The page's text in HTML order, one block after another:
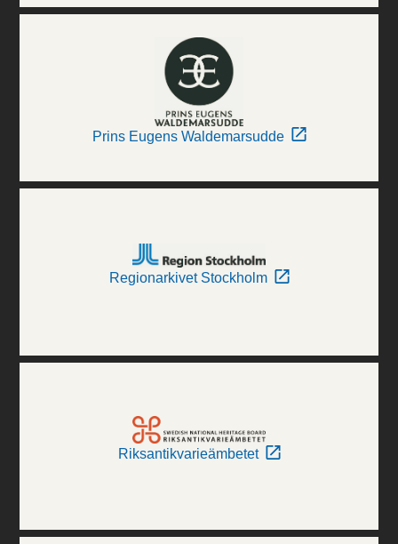
Prins Eugens Waldemarsudde
Regionarkivet Stockholm
Riksantikvarieämbetet